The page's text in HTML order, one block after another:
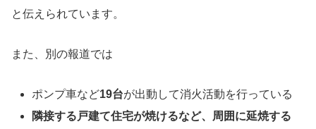
と伝えられています。
また、別の報道では
ポンプ車など19台が出動して消火活動を行っている
隣接する戸建て住宅が焼けるなど、周囲に延焼する